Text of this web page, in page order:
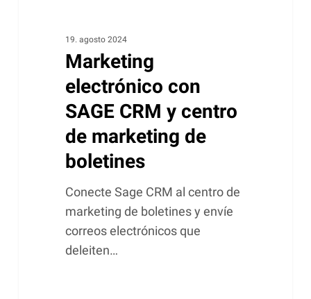
19. agosto 2024
Marketing
electrónico con
SAGE CRM y centro
de marketing de
boletines
Conecte Sage CRM al centro de
marketing de boletines y envíe
correos electrónicos que
deleiten…